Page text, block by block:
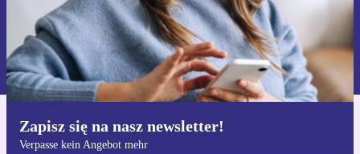
Zapisz się na nasz newsletter!
Verpasse kein Angebot mehr
Zarejestruj się
Informacje na temat używania danych osobowych znajdują się w
naszej
Polityce prywatności
Pobierz aplikację refurbed
Dla iOS i Android